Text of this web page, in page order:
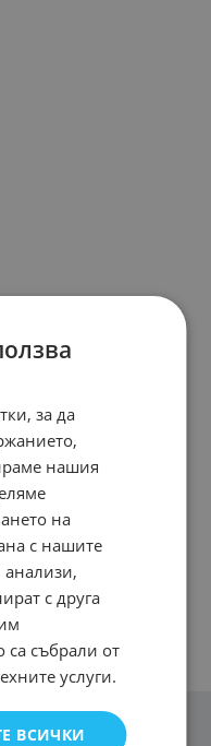
за да
нашия
на
с нашите
анализи,
с друга
са събрали от
услуги.
ВСИЧКИ